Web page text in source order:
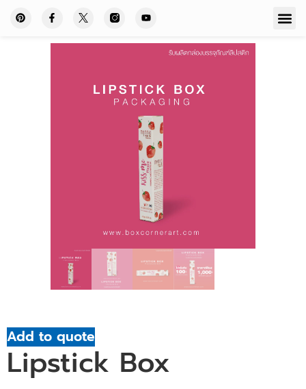
Add to quote
Lipstick Box